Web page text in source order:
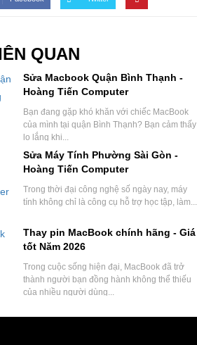
QUAN
Sửa Macbook Quận Bình Thạnh -
Hoàng Tiến Computer
Bạn đang gặp khó khăn với chiếc MacBook
của mình tại quận Bình Thạnh? Bạn cảm thấy
lo lắng khi...
Sửa Máy Tính Phường Sài Gòn -
Hoàng Tiến Computer
Trong thời đại công nghệ số ngày nay, máy
tính không chỉ là công cụ hỗ trợ học tập, làm...
Thay pin MacBook chính hãng - Giá
tốt Năm 2026
Trong cuộc sống hiện đại, MacBook đã trở
thành người bạn đồng hành không thể thiếu
của nhiều người dùng...